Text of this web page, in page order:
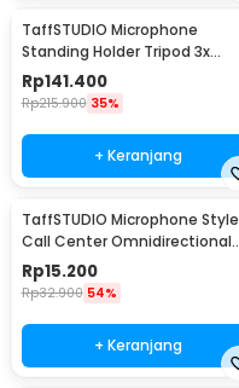
TaffSTUDIO Microphone
Standing Holder Tripod 3x
Smartphone Holder - NB-04P
Rp141.400
Rp215.900 35%
+ Keranjang
TaffSTUDIO Microphone Style
Call Center Omnidirectional
52dB - MF03
Rp15.200
Rp32.900 54%
+ Keranjang